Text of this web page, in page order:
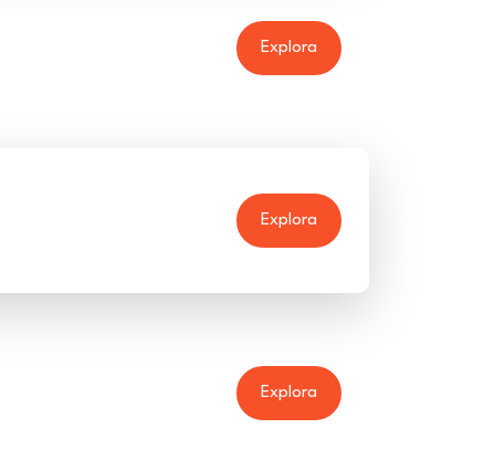
Explora
Explora
Explora